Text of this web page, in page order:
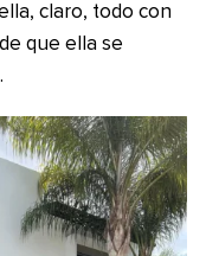
claro, todo con
que ella se